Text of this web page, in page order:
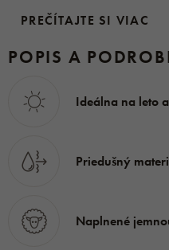
z 100 % bavlny, výplň
Povrchový materiál:
Hmotnosť:
PREČÍTAJTE SI VIAC
POPIS A
Ideálna na leto
Priedušný
Naplnené